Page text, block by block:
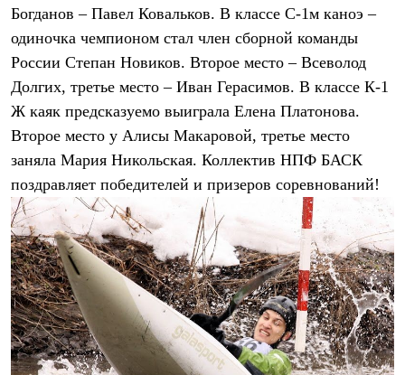
Куртки
Флисовая одежда
Куртки
Брюки
Комбинезоны
Термобелье
Комплект термобелья
Снаряжение
Палатки и тенты
Палатки
Тенты
Аксессуары для палаток
Рюкзаки
Экспедиционные
Легкоходные
Альпинистские
Городские
Аксессуары для рюкзаков
Спальные мешки
Пуховые
Комбинированные
Богданов – Павел Ковальков. В классе С-1м каноэ –
одиночка чемпионом стал член сборной команды
России Степан Новиков. Второе место – Всеволод
Долгих, третье место – Иван Герасимов. В классе К-1
Ж каяк предсказуемо выиграла Елена Платонова.
Второе место у Алисы Макаровой, третье место
заняла Мария Никольская. Коллектив НПФ БАСК
поздравляет победителей и призеров соревнований!